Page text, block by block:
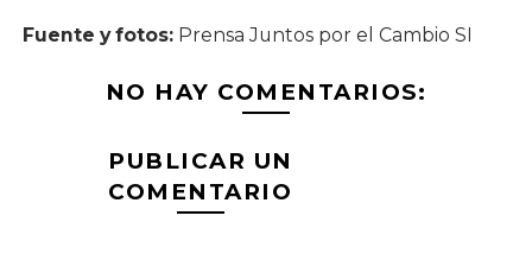
Fuente y fotos:Prensa Juntos por el Cambio SI
NO HAY COMENTARIOS:
PUBLICAR UN
COMENTARIO